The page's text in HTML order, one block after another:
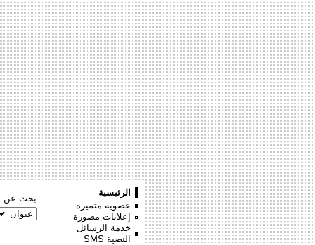
بحث عن
الرئيسية
عضوية متميزة
إعلانات مصورة
خدمة الرسائل
النصية SMS